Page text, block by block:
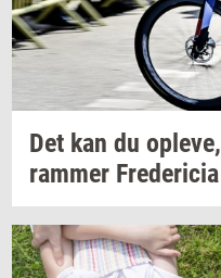
Det kan du op­le­ve,
ram­mer Fre­de­ri­cia